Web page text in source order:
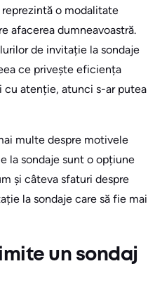
o modalitate
afacerea dumneavoastră.
de invitație la sondaje
ce privește eficiența
cu atenție, atunci s-ar putea
multe despre motivele
la sondaje sunt o opțiune
și câteva sfaturi despre
la sondaje care să fie mai
un sondaj